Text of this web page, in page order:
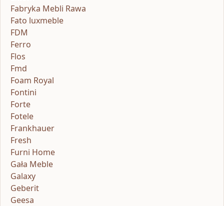
Fabryka Mebli Rawa
Fato luxmeble
FDM
Ferro
Flos
Fmd
Foam Royal
Fontini
Forte
Fotele
Frankhauer
Fresh
Furni Home
Gała Meble
Galaxy
Geberit
Geesa